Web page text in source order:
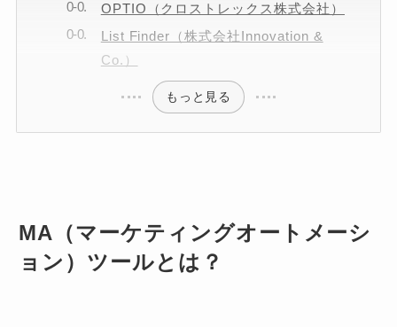
OPTIO（クロストレックス株式会社）
List Finder（株式会社Innovation &
Co.）
もっと見る
MA（マーケティングオートメーシ
ョン）ツールとは？